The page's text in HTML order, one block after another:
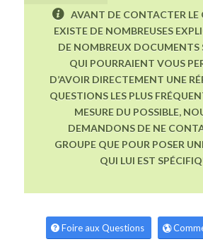
AVANT DE CONTACTER LE
EXISTE DE NOMBREUSES
DE NOMBREUX DOCUMENTS
QUI POURRAIENT VOUS
D’AVOIR DIRECTEMENT UNE
QUESTIONS LES PLUS
MESURE DU POSSIBLE,
DEMANDONS DE NE
GROUPE QUE POUR POSER
QUI LUI EST
Foire aux Questions